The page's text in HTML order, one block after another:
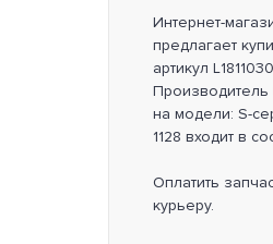
Интернет-
предлагает
артикул
Производитель
на модели: S-
1128 входит в
Оплатить
курьеру.